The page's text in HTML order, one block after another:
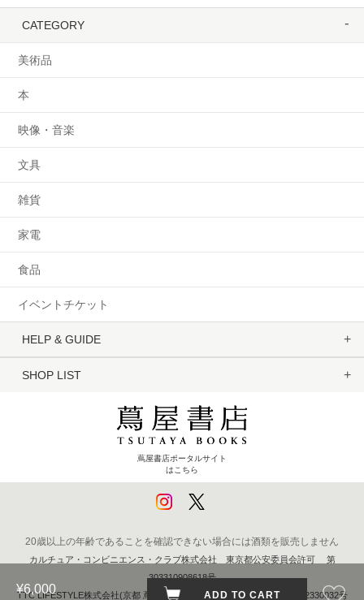
¥6,000 ADD TO CART
CATEGORY
美術品
本
映像・音楽
文具
雑貨
家電
食品
イベントチケット
HELP & GUIDE
SHOP LIST
蔦屋書店ポータルサイト
はこちら
20歳以上の年齢であることを確認できない場合には酒類を販売しません
カルチュア・コンビニエンス・クラブ株式会社 東京都公安委員会許可 第
303310908618号
TTC LIFESTYLE株式会社(京都 蔦屋書店) 京都府公安委員会 第611262330032号